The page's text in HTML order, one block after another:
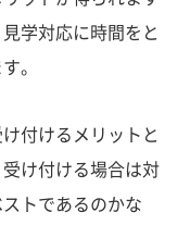
学対応に時間をと
。
付けるメリットと
け付ける場合は対
トであるのかな